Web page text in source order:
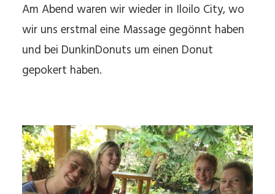
Am Abend waren wir wieder in Iloilo City, wo
wir uns erstmal eine Massage gegönnt haben
und bei DunkinDonuts um einen Donut
gepokert haben.